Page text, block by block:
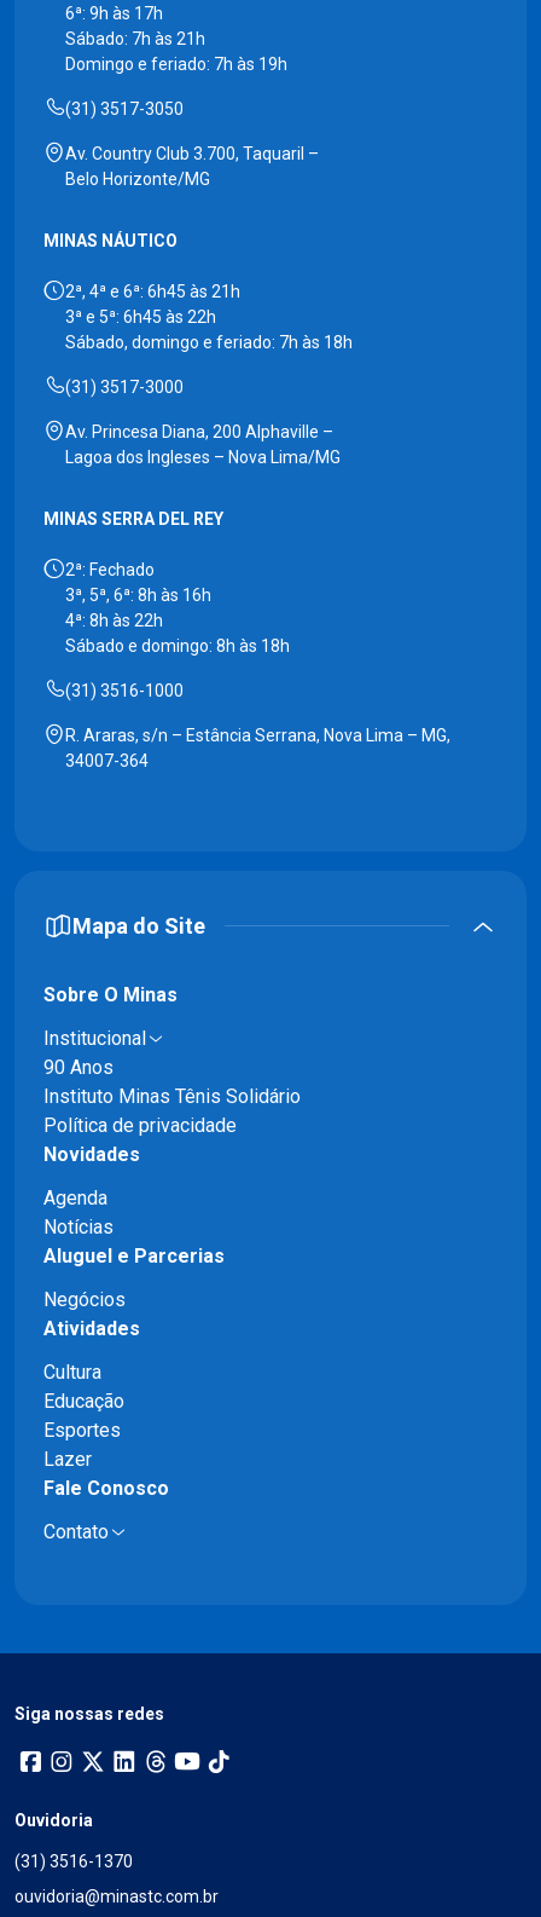
6ª: 9h às 17h
Sábado: 7h às 21h
Domingo e feriado: 7h às 19h
(31) 3517-3050
Av. Country Club 3.700, Taquaril –
Belo Horizonte/MG
MINAS NÁUTICO
2ª, 4ª e 6ª: 6h45 às 21h
3ª e 5ª: 6h45 às 22h
Sábado, domingo e feriado: 7h às 18h
(31) 3517-3000
Av. Princesa Diana, 200 Alphaville –
Lagoa dos Ingleses – Nova Lima/MG
MINAS SERRA DEL REY
2ª: Fechado
3ª, 5ª, 6ª: 8h às 16h
4ª: 8h às 22h
Sábado e domingo: 8h às 18h
(31) 3516-1000
R. Araras, s/n – Estância Serrana, Nova Lima – MG,
34007-364
Mapa do Site
Sobre O Minas
Institucional
90 Anos
Instituto Minas Tênis Solidário
Política de privacidade
Novidades
Agenda
Notícias
Aluguel e Parcerias
Negócios
Atividades
Cultura
Educação
Esportes
Lazer
Fale Conosco
Contato
Siga nossas redes
Ouvidoria
(31) 3516-1370
ouvidoria@minastc.com.br